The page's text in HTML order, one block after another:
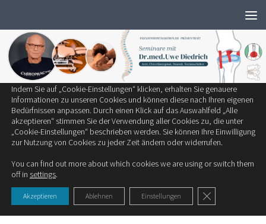
SCHLAGWÖRTER:CHRONISCHE SCHMERZEN
PSYCHOLOGIE/STUDIEN
Die Kraft des positiven Denkens!
Therapieerfolge werden durch unsere Psyche beeinflusst.
Schon seit langer Zeit wird vermutet, dass...
Wir verwenden ausschließlich notwendige Cookies, um die bestmögliche
Zum Einsatz kommen auf unserer Seite:
Technisch notwendige Cookies
Statistik-Cookies
Cookies von Drittanbietern
Indem Sie auf „Cookie-Einstellungen“ klicken, erhalten Sie genauere
Informationen zu unseren Cookies und können diese nach Ihren eigenen
Bedürfnissen anpassen. Durch einen Klick auf das Auswahlfeld „Alle
akzeptieren“ stimmen Sie der Verwendung aller Cookies zu, die unter
„Cookie-Einstellungen“ beschrieben werden. Sie können Ihre Einwilligung
zur Nutzung von Cookies zu jeder Zeit ändern oder widerrufen.
You can find out more about which cookies we are using or switch them
off in settings.
Akzeptieren Ablehnen Einstellungen GDPR Cookie-